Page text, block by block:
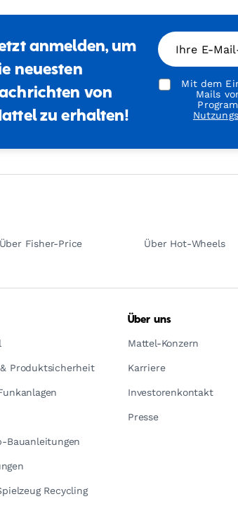
anmelden, um
neuesten
von
zu erhalten!
Ihre E-
Mit dem
Mails
Über Fisher-Price Über Hot-Wheels
Produktsicherheit
Bauanleitungen
Recycling
Über uns
Mattel-Konzern
Karriere
Investorenkontakt
Presse